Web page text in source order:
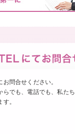
お問合せください。
らでも、電話でも、私た
。